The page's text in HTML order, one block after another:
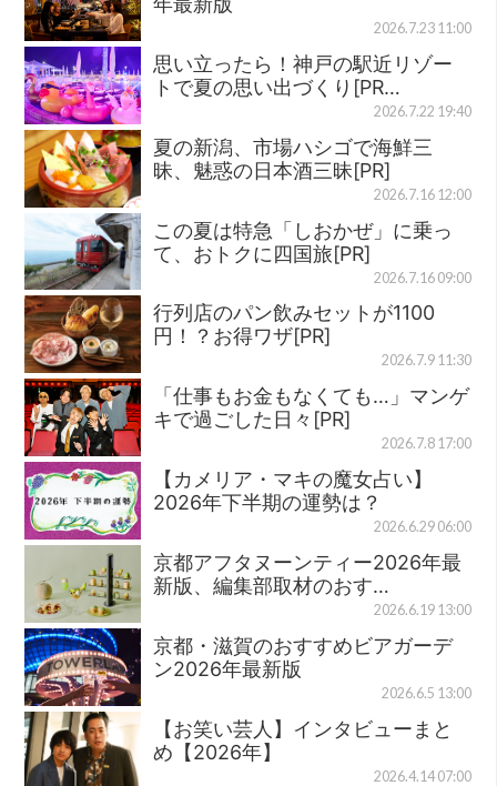
2026.7.23 11:00
思い立ったら！神戸の駅近リゾー
トで夏の思い出づくり[PR…
2026.7.22 19:40
夏の新潟、市場ハシゴで海鮮三
昧、魅惑の日本酒三昧[PR]
2026.7.16 12:00
この夏は特急「しおかぜ」に乗っ
て、おトクに四国旅[PR]
2026.7.16 09:00
行列店のパン飲みセットが1100
円！？お得ワザ[PR]
2026.7.9 11:30
「仕事もお金もなくても…」マンゲ
キで過ごした日々[PR]
2026.7.8 17:00
【カメリア・マキの魔女占い】
2026年下半期の運勢は？
2026.6.29 06:00
京都アフタヌーンティー2026年最
新版、編集部取材のおす…
2026.6.19 13:00
京都・滋賀のおすすめビアガーデ
ン2026年最新版
2026.6.5 13:00
【お笑い芸人】インタビューまと
め【2026年】
2026.4.14 07:00